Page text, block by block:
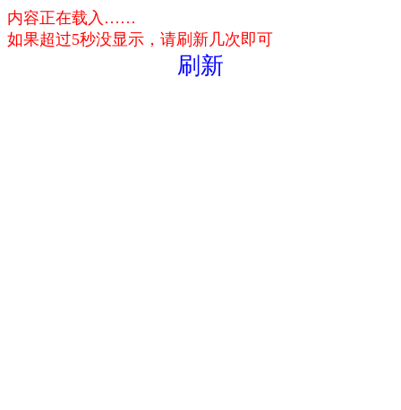
内容正在载入……
如果超过5秒没显示，请刷新几次即可
刷新